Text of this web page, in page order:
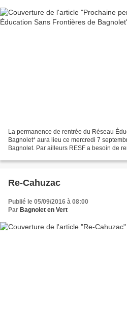
La permanence de rentrée du Réseau
Bagnolet* aura lieu ce mercredi 7
Bagnolet. Par ailleurs RESF a besoin de
Re-Cahuzac
Publié le 05/09/2016 à 08:00
Par Bagnolet en Vert